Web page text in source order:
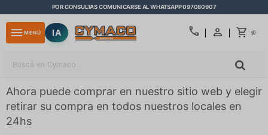
POR CONSULTAS COMUNICARSE AL WHATSAPP 097080907
call $0
menu MENÚ IA
Ahora puede comprar en nuestro sitio web y elegir
retirar su compra en todos nuestros locales en
24hs
close